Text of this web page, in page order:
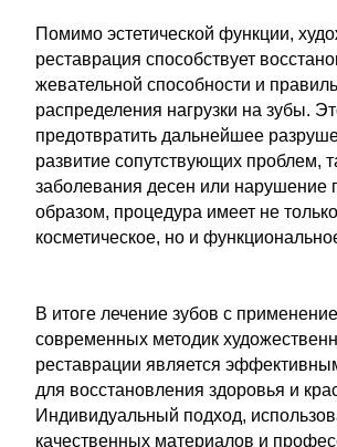
Помимо эстетической функции,
реставрация способствует
жевательной способности и
распределения нагрузки на зубы.
предотвратить дальнейшее
развитие сопутствующих проблем,
заболевания десен или нарушение
образом, процедура имеет не только
косметическое, но и
В итоге лечение зубов с
современных методик
реставрации является
для восстановления здоровья и
Индивидуальный подход,
качественных материалов и